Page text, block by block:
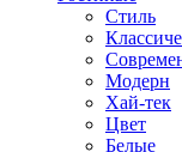
Стиль
Модерн
Хай-тек
Цвет
Белые